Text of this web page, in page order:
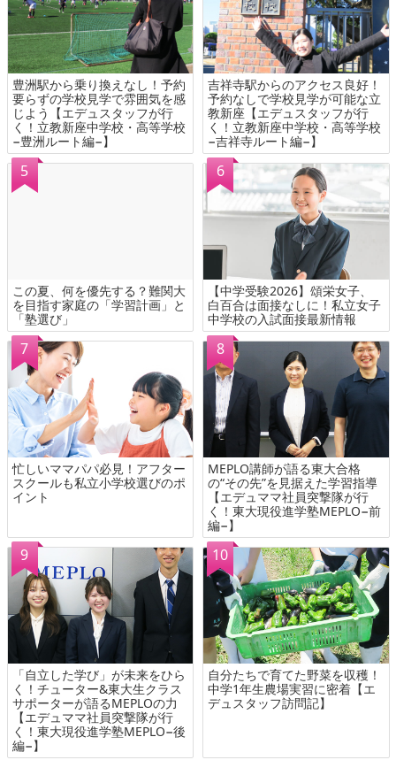
豊洲駅から乗り換えなし！予約
要らずの学校見学で雰囲気を感
じよう【エデュスタッフが行
く！立教新座中学校・高等学校
−豊洲ルート編−】
吉祥寺駅からのアクセス良好！
予約なしで学校見学が可能な立
教新座【エデュスタッフが行
く！立教新座中学校・高等学校
−吉祥寺ルート編−】
この夏、何を優先する？難関大
を目指す家庭の「学習計画」と
「塾選び」
【中学受験2026】頌栄女子、
白百合は面接なしに！私立女子
中学校の入試面接最新情報
忙しいママパパ必見！アフター
スクールも私立小学校選びのポ
イント
MEPLO講師が語る東大合格
の“その先”を見据えた学習指導
【エデュママ社員突撃隊が行
く！東大現役進学塾MEPLO−前
編−】
「自立した学び」が未来をひら
く！チューター&東大生クラス
サポーターが語るMEPLOの力
【エデュママ社員突撃隊が行
く！東大現役進学塾MEPLO−後
編−】
自分たちで育てた野菜を収穫！
中学1年生農場実習に密着【エ
デュスタッフ訪問記】